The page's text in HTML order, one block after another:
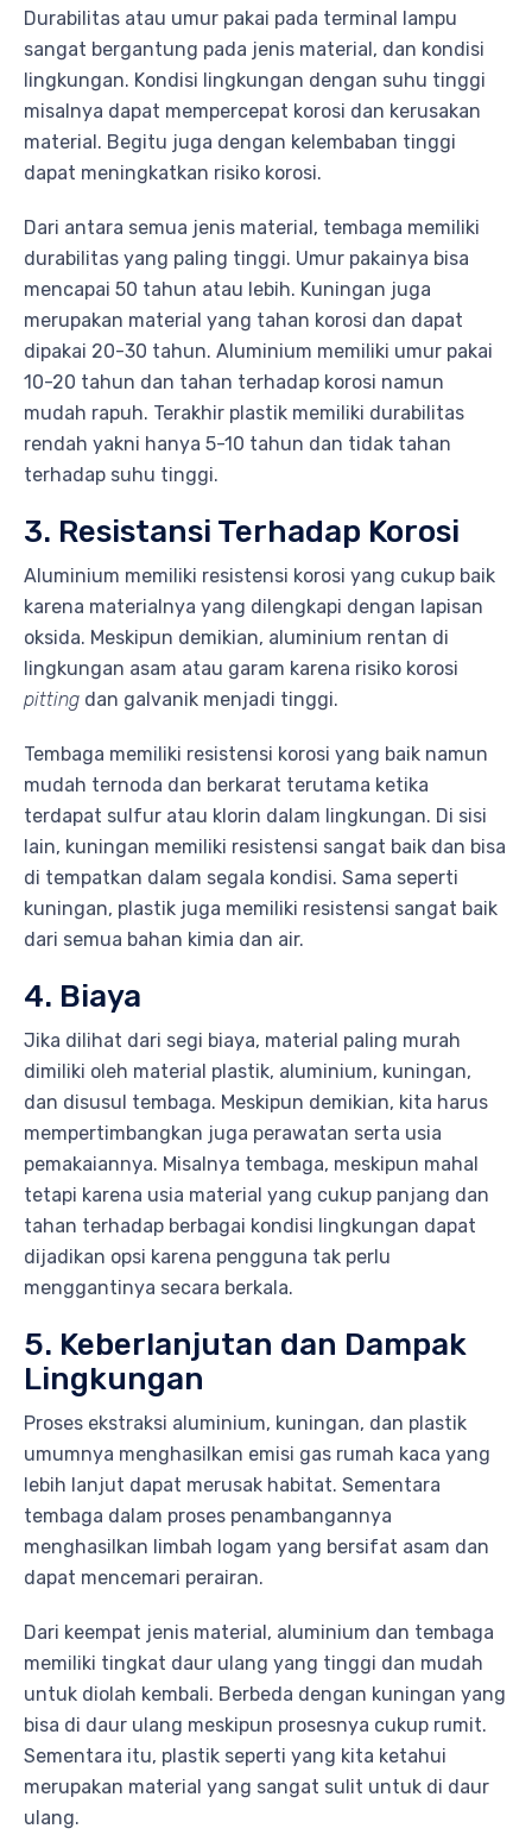
Durabilitas atau umur pakai pada terminal lampu
sangat bergantung pada jenis material, dan kondisi
lingkungan. Kondisi lingkungan dengan suhu tinggi
misalnya dapat mempercepat korosi dan kerusakan
material. Begitu juga dengan kelembaban tinggi
dapat meningkatkan risiko korosi.
Dari antara semua jenis material, tembaga memiliki
durabilitas yang paling tinggi. Umur pakainya bisa
mencapai 50 tahun atau lebih. Kuningan juga
merupakan material yang tahan korosi dan dapat
dipakai 20-30 tahun. Aluminium memiliki umur pakai
10-20 tahun dan tahan terhadap korosi namun
mudah rapuh. Terakhir plastik memiliki durabilitas
rendah yakni hanya 5-10 tahun dan tidak tahan
terhadap suhu tinggi.
3. Resistansi Terhadap Korosi
Aluminium memiliki resistensi korosi yang cukup baik
karena materialnya yang dilengkapi dengan lapisan
oksida. Meskipun demikian, aluminium rentan di
lingkungan asam atau garam karena risiko korosi
pitting dan galvanik menjadi tinggi.
Tembaga memiliki resistensi korosi yang baik namun
mudah ternoda dan berkarat terutama ketika
terdapat sulfur atau klorin dalam lingkungan. Di sisi
lain, kuningan memiliki resistensi sangat baik dan bisa
di tempatkan dalam segala kondisi. Sama seperti
kuningan, plastik juga memiliki resistensi sangat baik
dari semua bahan kimia dan air.
4. Biaya
Jika dilihat dari segi biaya, material paling murah
dimiliki oleh material plastik, aluminium, kuningan,
dan disusul tembaga. Meskipun demikian, kita harus
mempertimbangkan juga perawatan serta usia
pemakaiannya. Misalnya tembaga, meskipun mahal
tetapi karena usia material yang cukup panjang dan
tahan terhadap berbagai kondisi lingkungan dapat
dijadikan opsi karena pengguna tak perlu
menggantinya secara berkala.
5. Keberlanjutan dan Dampak
Lingkungan
Proses ekstraksi aluminium, kuningan, dan plastik
umumnya menghasilkan emisi gas rumah kaca yang
lebih lanjut dapat merusak habitat. Sementara
tembaga dalam proses penambangannya
menghasilkan limbah logam yang bersifat asam dan
dapat mencemari perairan.
Dari keempat jenis material, aluminium dan tembaga
memiliki tingkat daur ulang yang tinggi dan mudah
untuk diolah kembali. Berbeda dengan kuningan yang
bisa di daur ulang meskipun prosesnya cukup rumit.
Sementara itu, plastik seperti yang kita ketahui
merupakan material yang sangat sulit untuk di daur
ulang.